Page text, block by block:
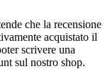
che la recensione
acquistato il
scrivere una
sul nostro shop.